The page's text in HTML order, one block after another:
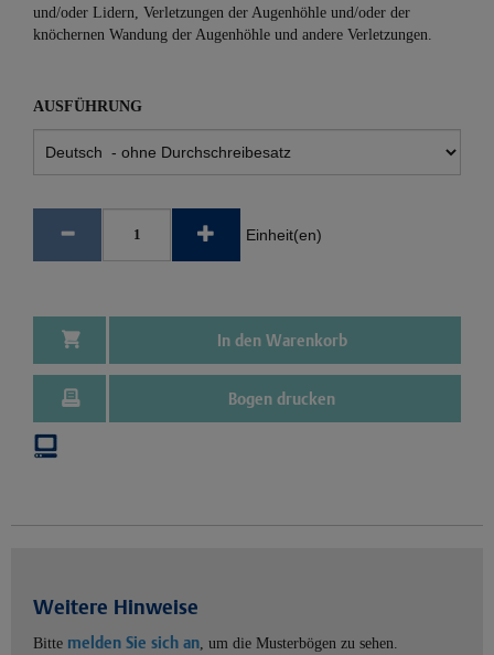
und/oder Lidern, Verletzungen der Augenhöhle und/oder der
knöchernen Wandung der Augenhöhle und andere Verletzungen.
AUSFÜHRUNG
Einheit(en)
In den Warenkorb
Bogen drucken
Weitere Hinweise
Bitte melden Sie sich an, um die Musterbögen zu sehen.